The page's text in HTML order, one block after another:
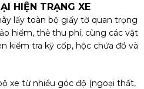
HIỆN TRẠNG XE
lấy toàn bộ giấy tờ quan trọng
hiểm, thẻ thu phí, cùng các vật
kiểm tra kỹ cốp, hộc chứa đồ và
xe từ nhiều góc độ (ngoại thất,